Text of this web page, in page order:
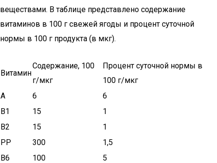
веществами. В таблице представлено содержание
витаминов в 100 г свежей ягоды и процент суточной
нормы в 100 г продукта (в мкг).
Витамин
Содержание, 100
г/мкг
Процент суточной нормы в
100 г/мкг
A
6
6
B1
15
1
B2
15
1
PP
300
1,5
B6
100
5